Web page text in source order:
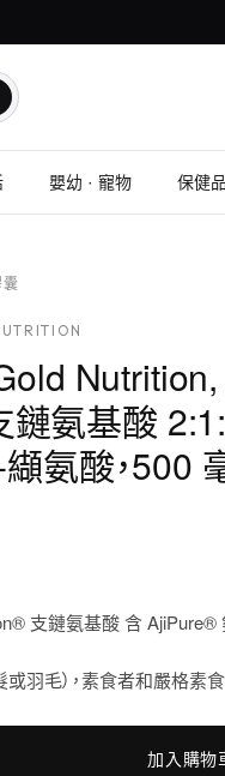
嬰幼 · 寵物 保健品
Nutrition,
氨基酸
氨酸，500
支鏈氨基酸 含 AjiPure®
或羽毛），素食者和嚴格素
加入購物